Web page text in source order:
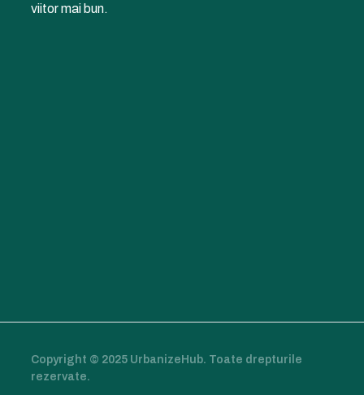
viitor mai bun.
Copyright © 2025 UrbanizeHub. Toate drepturile
rezervate.